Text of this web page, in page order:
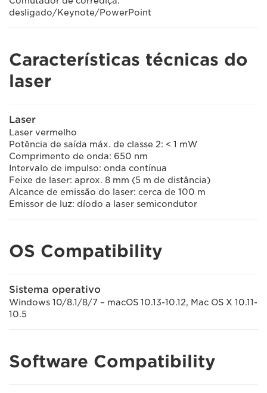
desligado/Keynote/PowerPoint
Características técnicas do
laser
Laser
Laser vermelho
Potência de saída máx. de classe 2: < 1 mW
Comprimento de onda: 650 nm
Intervalo de impulso: onda contínua
Feixe de laser: aprox. 8 mm (5 m de distância)
Alcance de emissão do laser: cerca de 100 m
Emissor de luz: díodo a laser semicondutor
OS Compatibility
Sistema operativo
Windows 10/8.1/8/7 – macOS 10.13-10.12, Mac OS X 10.11-
10.5
Software Compatibility